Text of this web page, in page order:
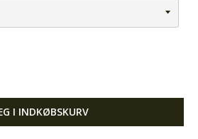
I INDKØBSKURV